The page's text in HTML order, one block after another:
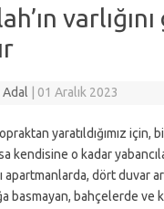
01 Aralık 2023
yaratıldığımız için,
kendisine o kadar
dört duvar
basmayan, bahçelerde ve